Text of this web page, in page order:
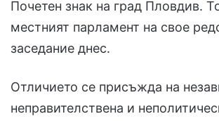
Почетен знак на град Пловдив.
местният парламент на свое
заседание днес.
Отличието се присъжда на
неправителствена и